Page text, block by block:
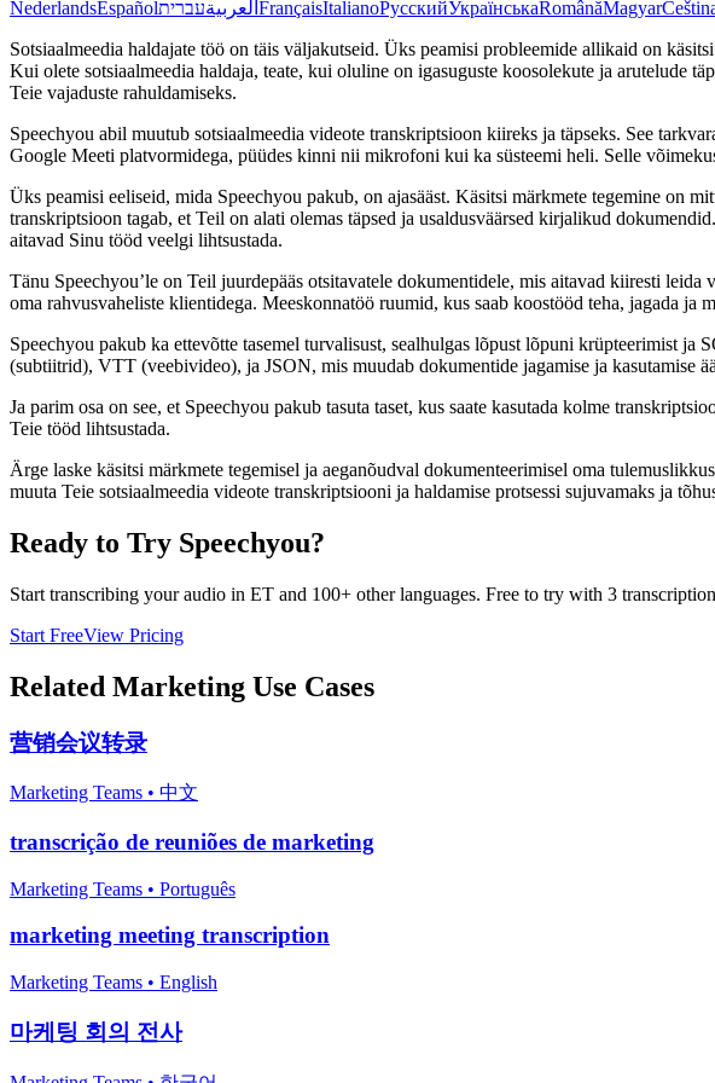
NederlandsEspañol العربيةעברית FrançaisItalianoРусскийУкраїнськаRomânăMagyar
Sotsiaalmeedia haldajate töö on täis väljakutseid. Üks peamisi probleemide allikaid on
Kui olete sotsiaalmeedia haldaja, teate, kui oluline on igasuguste koosolekute ja arutelude
Teie vajaduste rahuldamiseks.
Speechyou abil muutub sotsiaalmeedia videote transkriptsioon kiireks ja täpseks. See
Google Meeti platvormidega, püüdes kinni nii mikrofoni kui ka süsteemi heli. Selle
Üks peamisi eeliseid, mida Speechyou pakub, on ajasääst. Käsitsi märkmete tegemine on
transkriptsioon tagab, et Teil on alati olemas täpsed ja usaldusväärsed kirjalikud
aitavad Sinu tööd veelgi lihtsustada.
Tänu Speechyou’le on Teil juurdepääs otsitavatele dokumentidele, mis aitavad kiiresti
oma rahvusvaheliste klientidega. Meeskonnatöö ruumid, kus saab koostööd teha, jagada
Speechyou pakub ka ettevõtte tasemel turvalisust, sealhulgas lõpust lõpuni krüpteerimist
(subtiitrid), VTT (veebivideo), ja JSON, mis muudab dokumentide jagamise ja kasutamise
Ja parim osa on see, et Speechyou pakub tasuta taset, kus saate kasutada kolme
Teie tööd lihtsustada.
Ärge laske käsitsi märkmete tegemisel ja aeganõudval dokumenteerimisel oma
muuta Teie sotsiaalmeedia videote transkriptsiooni ja haldamise protsessi sujuvamaks ja
Ready to Try Speechyou?
Start transcribing your audio in ET and 100+ other languages. Free to try with 3
Start FreeView Pricing
Related Marketing Use Cases
营销会议转录
Marketing Teams • 中文
transcrição de reuniões de marketing
Marketing Teams • Português
marketing meeting transcription
Marketing Teams • English
마케팅 회의 전사